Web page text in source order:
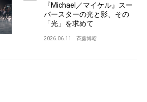
『Michael／マイケル』スー
パースターの光と影、その
「光」を求めて
2026.06.11 斉藤博昭